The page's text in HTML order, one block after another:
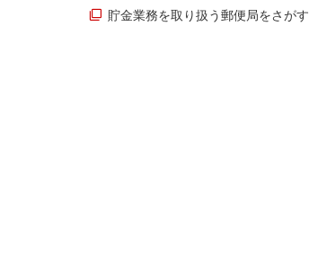
貯金業務を取り扱う郵便局をさがす